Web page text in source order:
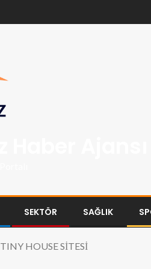
SEKTÖR SAĞLIK
TINY HOUSE SİTESİ